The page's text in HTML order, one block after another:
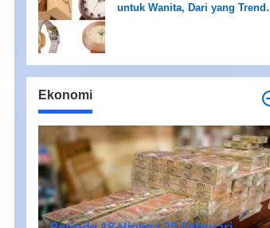
untuk Wanita, Dari yang Trendi
Ekonomi